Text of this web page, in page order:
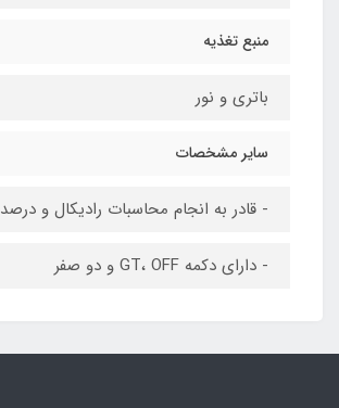
منبع تغذیه
باتری و نور
سایر مشخصات
- قادر به انجام محاسبات رادیکال و درصد
- دارای دکمه GT، OFF و دو صفر